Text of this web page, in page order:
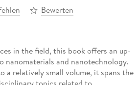
Bewerten
in the field, this book offers an up-
and nanotechnology.
a relatively small volume, it spans the